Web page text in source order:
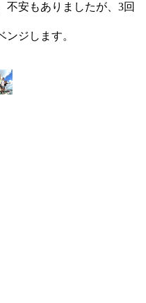
不安もありましたが、3回
ジします。